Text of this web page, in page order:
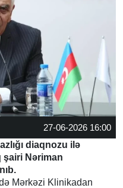
27-06-2026 16:00
diaqnozu ilə
şairi Nəriman
Mərkəzi Klinikadan